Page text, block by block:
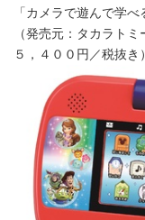
「カメラで遊んで学
（発売元：タカラト
５，４００円／税抜き）